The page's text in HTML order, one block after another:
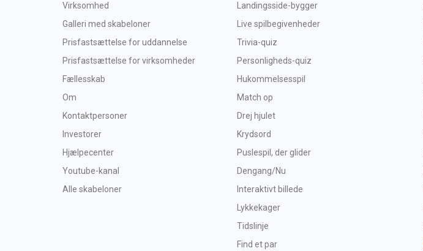
Virksomhed
Galleri med skabeloner
Prisfastsættelse for uddannelse
Prisfastsættelse for virksomheder
Fællesskab
Om
Kontaktpersoner
Investorer
Hjælpecenter
Youtube-kanal
Alle skabeloner
Landingsside-bygger
Live spilbegivenheder
Trivia-quiz
Personligheds-quiz
Hukommelsesspil
Match op
Drej hjulet
Krydsord
Puslespil, der glider
Dengang/Nu
Interaktivt billede
Lykkekager
Tidslinje
Find et par